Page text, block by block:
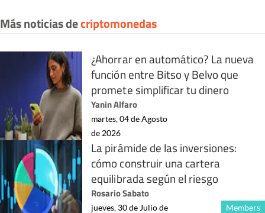
Más noticias decriptomonedas
¿Ahorrar en automático? La nueva
función entre Bitso y Belvo que
promete simplificar tu dinero
Yanin Alfaro
martes, 04 de Agosto
de 2026
La pirámide de las inversiones:
cómo construir una cartera
equilibrada según el riesgo
Rosario Sabato
Members
jueves, 30 de Julio de